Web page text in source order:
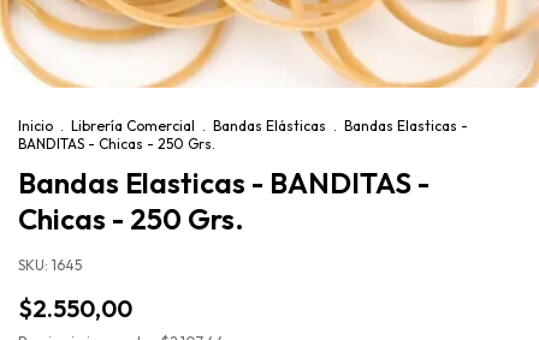
Inicio Librería Comercial Bandas Elásticas
Bandas Elasticas -
BANDITAS - Chicas - 250 Grs.
Bandas Elasticas - BANDITAS -
Chicas - 250 Grs.
SKU: 1645
$2.550,00